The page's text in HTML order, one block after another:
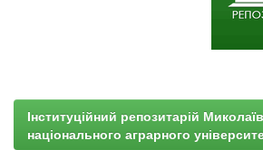
Інституційний репозитарій
національного аграрного